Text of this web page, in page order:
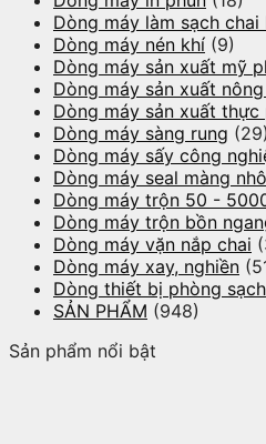
Dòng máy làm sạch chai
Dòng máy nén khí (9)
Dòng máy sản xuất mỹ
Dòng máy sản xuất
Dòng máy sản xuất thực
Dòng máy sàng rung (29)
Dòng máy sấy công
Dòng máy seal màng
Dòng máy trộn 50 -
Dòng máy trộn bồn
Dòng máy vặn nắp chai
Dòng máy xay, nghiền
Dòng thiết bị phòng sạch
SẢN PHẨM (948)
Sản phẩm nổi bật